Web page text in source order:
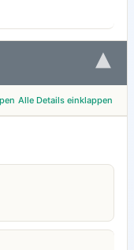
▾
Alle Details einklappen